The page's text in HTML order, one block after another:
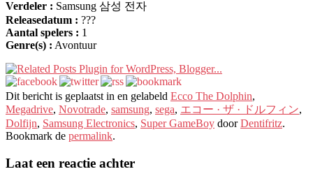
Verdeler : Samsung 삼성 전자
Releasedatum : ???
Aantal spelers : 1
Genre(s) : Avontuur
Dit bericht is geplaatst in en gelabeld Ecco The Dolphin,
Megadrive, Novotrade, samsung, sega, エコー · ザ · ドルフィン,
Dolfijn, Samsung Electronics, Super GameBoy doorDentifritz.
Bookmark de permalink.
Laat een reactie achter